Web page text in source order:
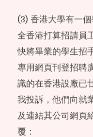
(3) 香港大學有一
全香港打算招請員
快將畢業的學生招
專用網頁刊登招聘
識的在香港設廠已
我投訴，他們向就
及連結其公司網頁
覆：